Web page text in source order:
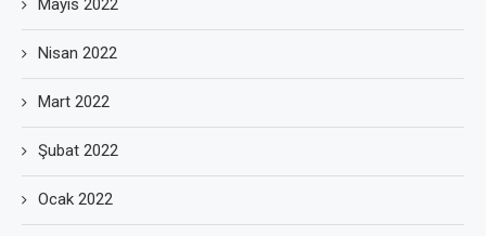
Mayıs 2022
Nisan 2022
Mart 2022
Şubat 2022
Ocak 2022